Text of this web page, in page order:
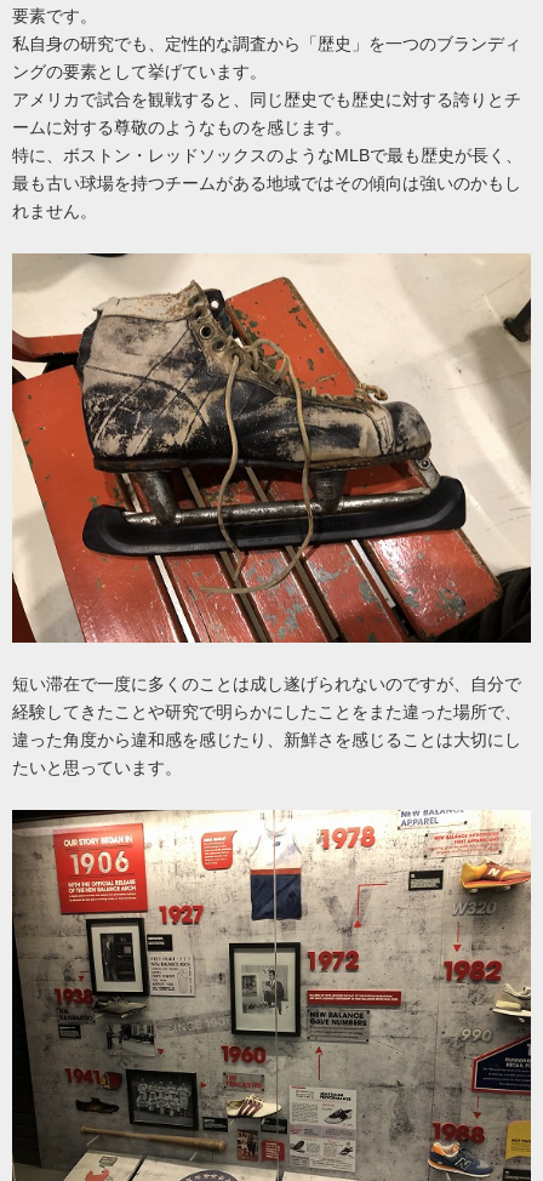
要素です。
私自身の研究でも、定性的な調査から「歴史」を一つのブランディ
ングの要素として挙げています。
アメリカで試合を観戦すると、同じ歴史でも歴史に対する誇りとチ
ームに対する尊敬のようなものを感じます。
特に、ボストン・レッドソックスのようなMLBで最も歴史が長く、
最も古い球場を持つチームがある地域ではその傾向は強いのかもし
れません。
短い滞在で一度に多くのことは成し遂げられないのですが、自分で
経験してきたことや研究で明らかにしたことをまた違った場所で、
違った角度から違和感を感じたり、新鮮さを感じることは大切にし
たいと思っています。